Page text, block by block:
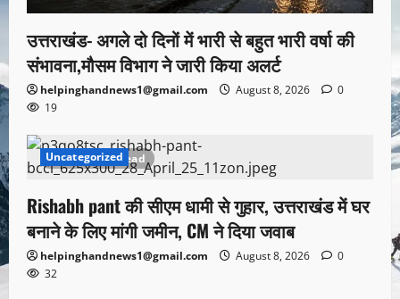
उत्तराखंड- अगले दो दिनों में भारी से बहुत भारी वर्षा की
संभावना,मौसम विभाग ने जारी किया अलर्ट
helpinghandnews1@gmail.com August 8, 2026
0
19
1 minute read
Uncategorized
Rishabh pant की सीएम धामी से गुहार, उत्तराखंड में घर
बनाने के लिए मांगी जमीन, CM ने दिया जवाब
helpinghandnews1@gmail.com August 8, 2026
0
32